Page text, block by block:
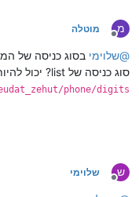
מ
מנותק
מוטלה
@שלוימי בסוג כניסה של
סוג כניסה של list? יכול להיות שזה עובד רק על סוג כניסה של
phone/digits
ש
מנותק
שלוימי